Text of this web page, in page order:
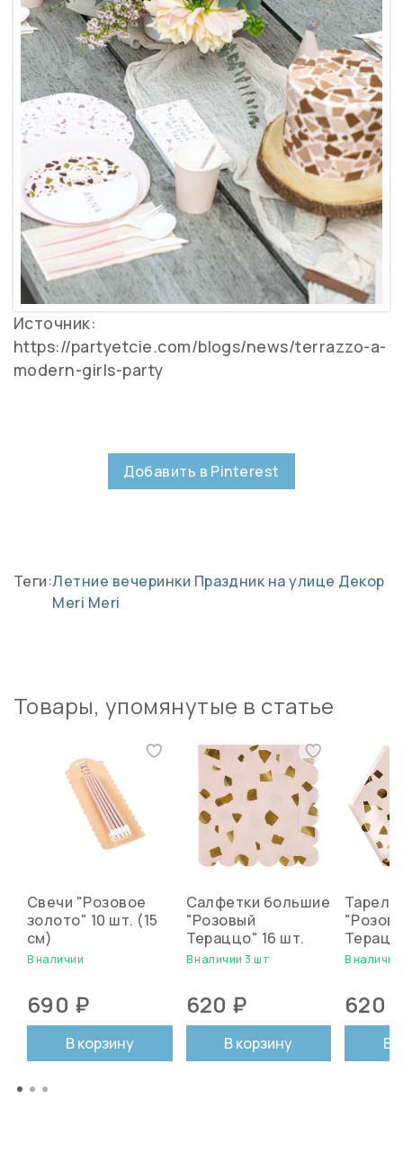
Источник:
https://partyetcie.com/blogs/news/terrazzo-a-
modern-girls-party
Добавить в Pinterest
Теги:Летние вечеринки Праздник на улице Декор
Meri Meri
Товары, упомянутые в статье
Свечи "Розовое
золото" 10 шт. (15
см)
В наличии
690 ₽
В корзину
Салфетки большие
"Розовый
Тераццо" 16 шт.
В наличии 3 шт
620 ₽
В корзину
В наличии
620
В